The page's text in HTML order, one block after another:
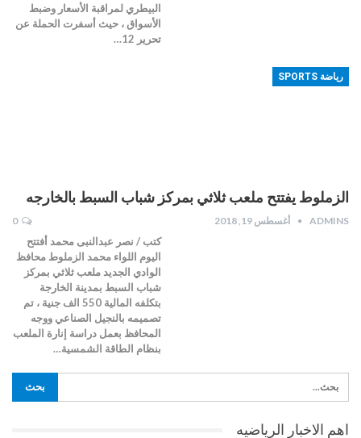
البيطري لمراقبة الأسعار وضبط
الأسواق ، حيث أسفرت الحملة عن
تحرير 12…
رياضة SPORTS
الزملوط يفتتح ملعب ثلاثي بمركز شباب السبط بالخارجه
ADMINS أغسطس 19, 2018 0
كتب / نصر عبدالنبى محمد أفتتح
اليوم اللواء محمد الزملوط محافظ
الوادي الجديد ملعب ثلاثي بمركز
شباب السبط بمدينة الخارجة
بتكلفه المالية 550 الف جنية ، تم
تصميمه بالنجيل الصناعي ووجه
المحافظ بعمل دراسة إنارة الملعب
بنظام الطاقة الشمسية…
اهم الاخبار الرياضيه